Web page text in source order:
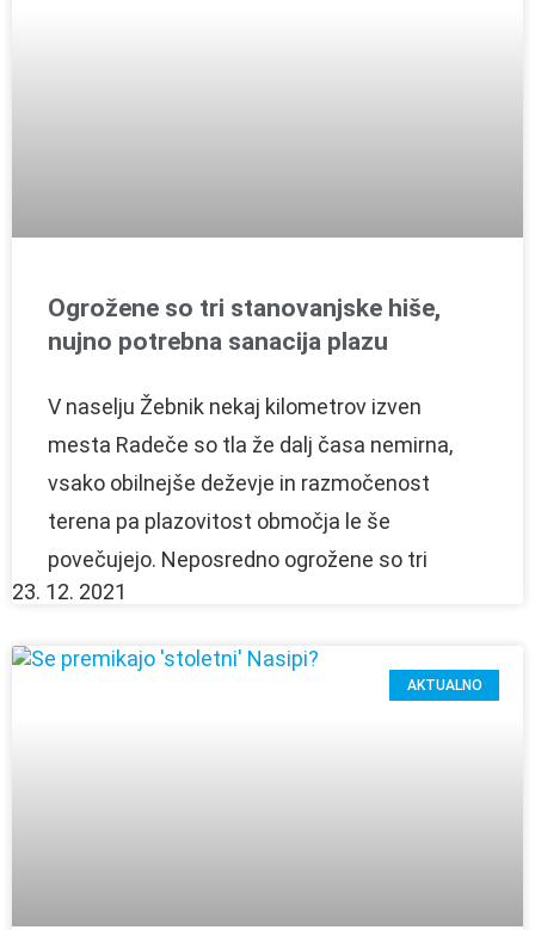
Ogrožene so tri stanovanjske hiše,
nujno potrebna sanacija plazu
V naselju Žebnik nekaj kilometrov izven
mesta Radeče so tla že dalj časa nemirna,
vsako obilnejše deževje in razmočenost
terena pa plazovitost območja le še
povečujejo. Neposredno ogrožene so tri
23. 12. 2021
AKTUALNO